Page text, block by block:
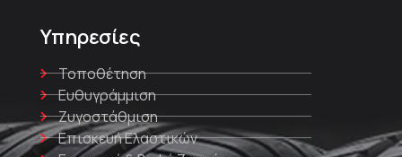
Υπηρεσίες
Τοποθέτηση
Ευθυγράμμιση
Ζυγοστάθμιση
Επισκευή Ελαστικών